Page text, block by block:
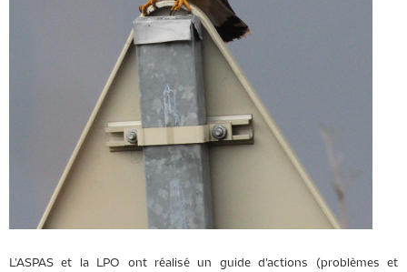
L’ASPAS et la LPO ont réalisé un guide d’actions (problèmes et